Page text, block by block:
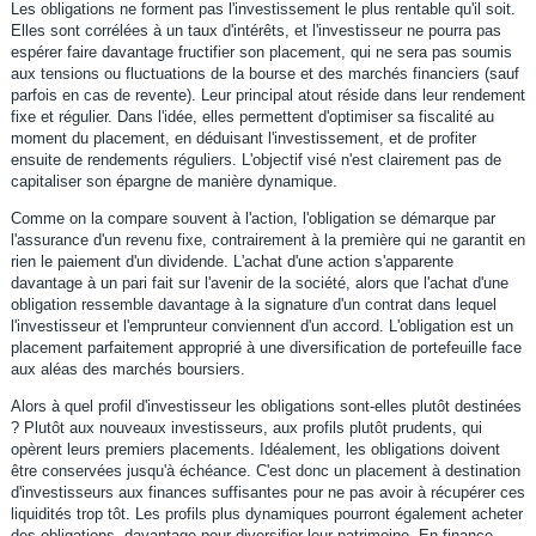
Les obligations ne forment pas l'investissement le plus rentable qu'il soit.
Elles sont corrélées à un taux d'intérêts, et l'investisseur ne pourra pas
espérer faire davantage fructifier son placement, qui ne sera pas soumis
aux tensions ou fluctuations de la bourse et des marchés financiers (sauf
parfois en cas de revente). Leur principal atout réside dans leur rendement
fixe et régulier. Dans l'idée, elles permettent d'optimiser sa fiscalité au
moment du placement, en déduisant l'investissement, et de profiter
ensuite de rendements réguliers. L'objectif visé n'est clairement pas de
capitaliser son épargne de manière dynamique.
Comme on la compare souvent à l'action, l'obligation se démarque par
l'assurance d'un revenu fixe, contrairement à la première qui ne garantit en
rien le paiement d'un dividende. L'achat d'une action s'apparente
davantage à un pari fait sur l'avenir de la société, alors que l'achat d'une
obligation ressemble davantage à la signature d'un contrat dans lequel
l'investisseur et l'emprunteur conviennent d'un accord. L'obligation est un
placement parfaitement approprié à une diversification de portefeuille face
aux aléas des marchés boursiers.
Alors à quel profil d'investisseur les obligations sont-elles plutôt destinées
? Plutôt aux nouveaux investisseurs, aux profils plutôt prudents, qui
opèrent leurs premiers placements. Idéalement, les obligations doivent
être conservées jusqu'à échéance. C'est donc un placement à destination
d'investisseurs aux finances suffisantes pour ne pas avoir à récupérer ces
liquidités trop tôt. Les profils plus dynamiques pourront également acheter